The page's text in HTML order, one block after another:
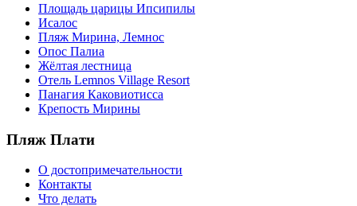
Площадь царицы Ипсипилы
Исалос
Пляж Мирина, Лемнос
Опос Палиа
Жёлтая лестница
Отель Lemnos Village Resort
Панагия Каковиотисса
Крепость Мирины
Пляж Плати
О достопримечательности
Контакты
Что делать